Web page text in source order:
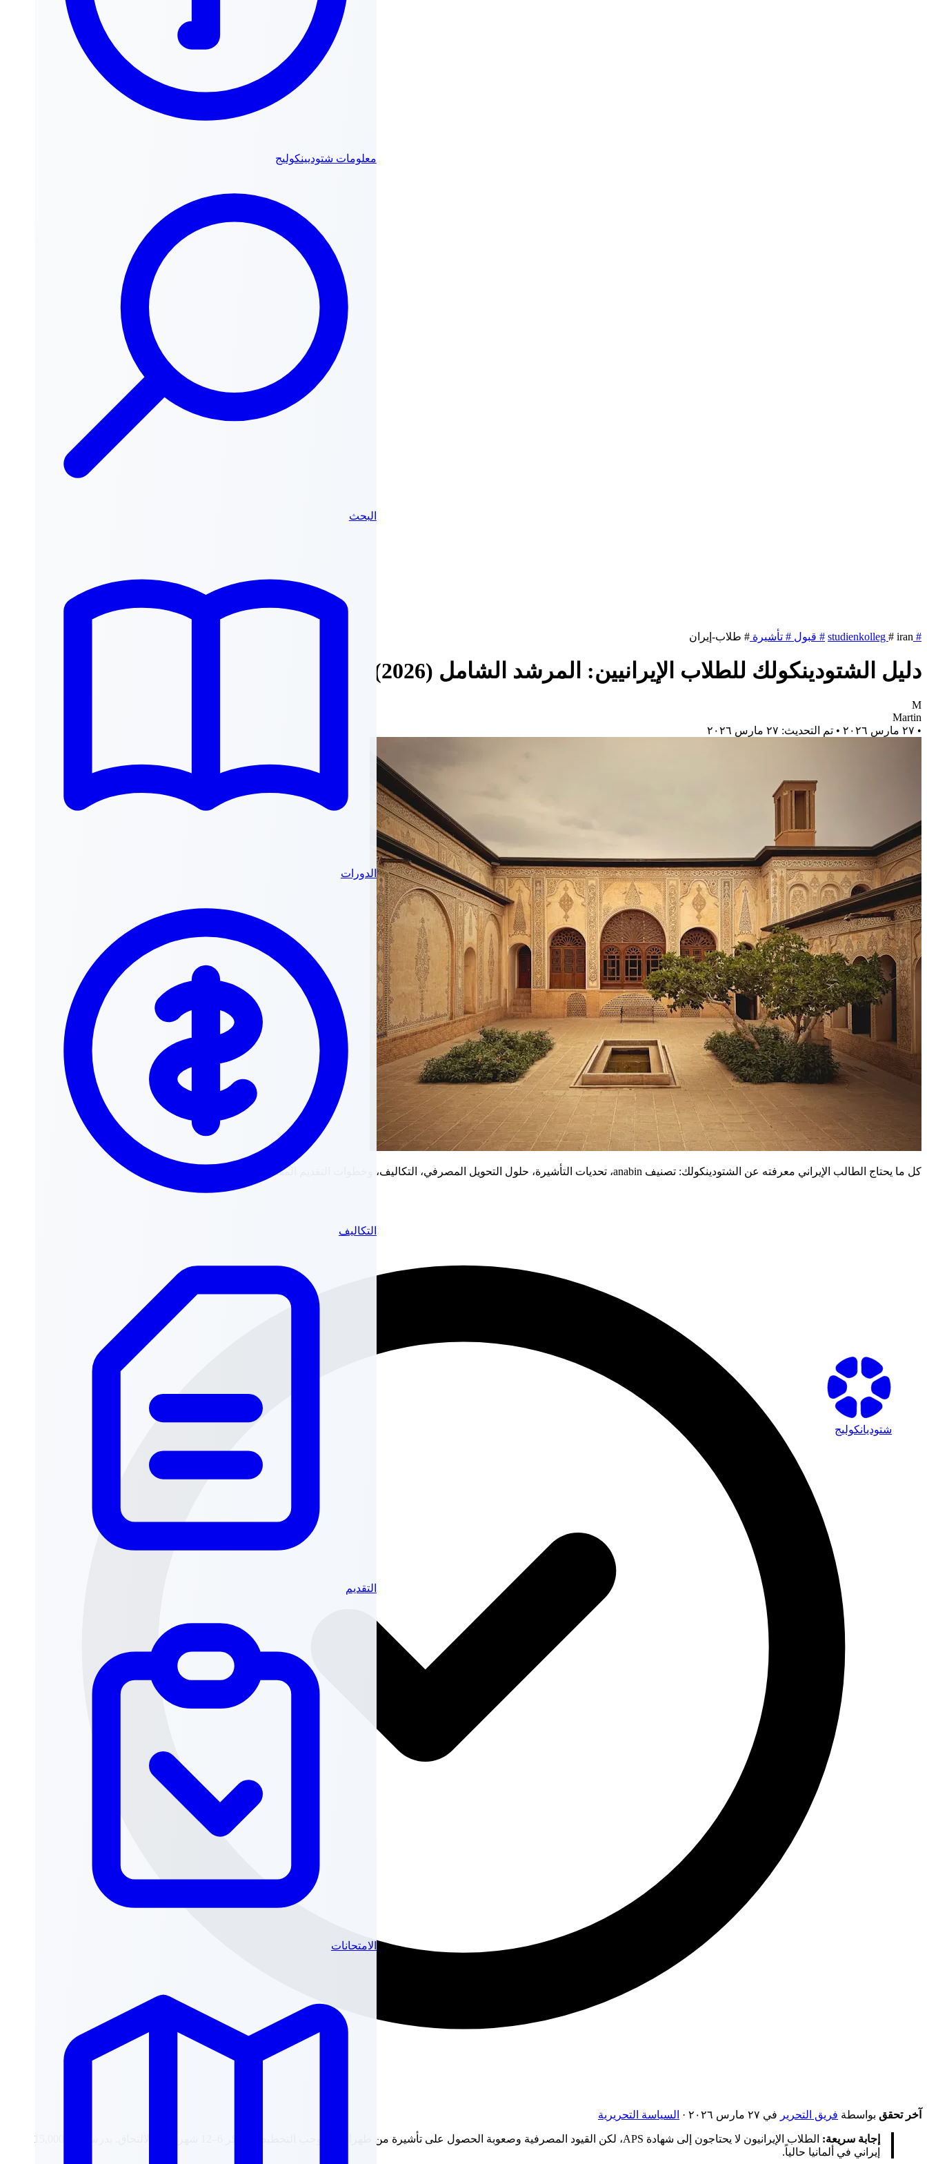
شتوديانكوليج
معلومات شتوديينكوليج
البحث
الدورات
التكاليف
التقديم
الامتحانات
#
# iran
# قبول # تأشيرة # طلاب-إيران
دليل الشتودينكولك للطلاب الإيرانيين: المرشد الشامل (2026)
M
Martin
• ٢٧ مارس ٢٠٢٦ • تم التحديث: ٢٧ مارس ٢٠٢٦
كل ما يحتاج الطالب الإيراني معرفته عن الشتودينكولك: تصنيف anabin، تحديات التأشيرة، حلول التحويل المصرفي، التكاليف، وخطوات التقديم المفصلة.
آخر تحقق بواسطة فريق التحرير في ٢٧ مارس ٢٠٢٦ · السياسة التحريرية
إجابة سريعة:
الطلاب الإيرانيون لا يحتاجون إلى شهادة APS، لكن القيود المصرفية وصعوبة الحصول على تأشيرة من طهران تستوجب التخطيط المبكر 6–12 شهراً قبل الالتحاق. يدرس نحو 15,000
إيراني في ألمانيا حالياً.